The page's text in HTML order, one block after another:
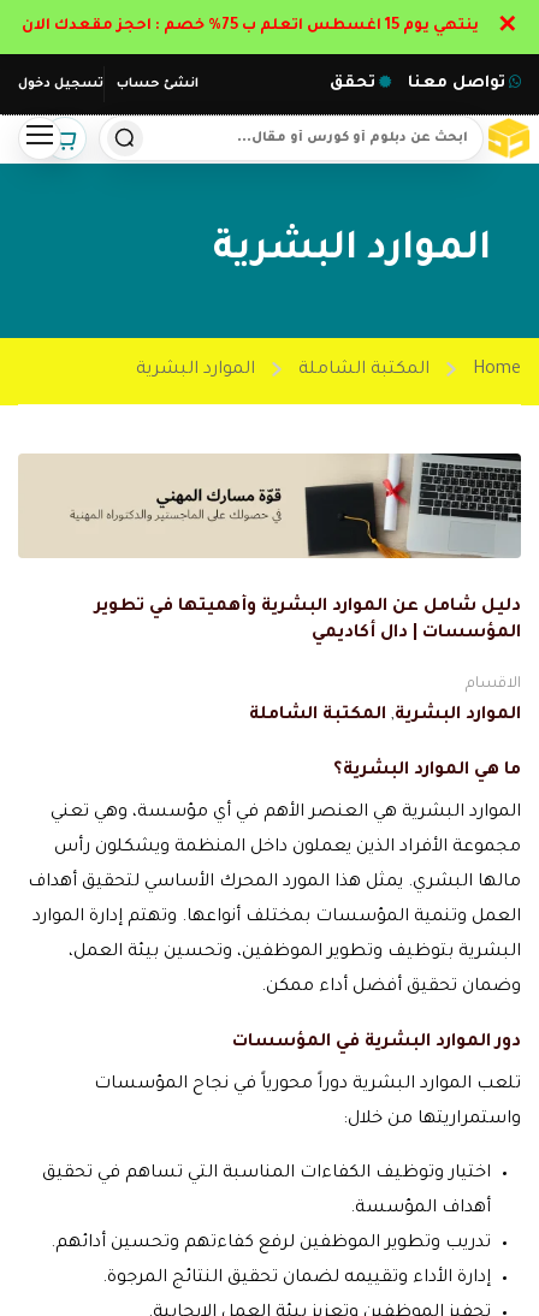
انشئ حساب تسجيل دخول تواصل معنا تحقق
الموارد البشرية
Home المكتبة الشاملة الموارد البشرية
دليل شامل عن الموارد البشرية وأهميتها في تطوير
المؤسسات | دال أكاديمي
الاقسام
الموارد البشرية, المكتبة الشاملة
ما هي الموارد البشرية؟
الموارد البشرية هي العنصر الأهم في أي مؤسسة، وهي تعني
مجموعة الأفراد الذين يعملون داخل المنظمة ويشكلون رأس
مالها البشري. يمثل هذا المورد المحرك الأساسي لتحقيق أهداف
العمل وتنمية المؤسسات بمختلف أنواعها. وتهتم إدارة الموارد
البشرية بتوظيف وتطوير الموظفين، وتحسين بيئة العمل،
وضمان تحقيق أفضل أداء ممكن.
دور الموارد البشرية في المؤسسات
تلعب الموارد البشرية دوراً محورياً في نجاح المؤسسات
واستمراريتها من خلال:
اختيار وتوظيف الكفاءات المناسبة التي تساهم في تحقيق
أهداف المؤسسة.
تدريب وتطوير الموظفين لرفع كفاءتهم وتحسين أدائهم.
إدارة الأداء وتقييمه لضمان تحقيق النتائج المرجوة.
ينتهي يوم 15 اغسطس اتعلم ب 75% خصم : احجز مقعدك الان ✕